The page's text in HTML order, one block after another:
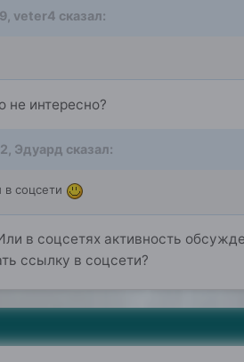
veter4 сказал:
интересно?
Эдуард сказал:
соцсети
в соцсетях активность
ссылку в соцсети?